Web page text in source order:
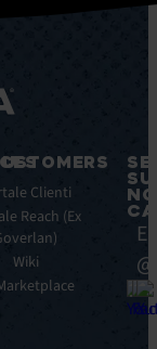
Clienti
Reach (Ex
Wiki